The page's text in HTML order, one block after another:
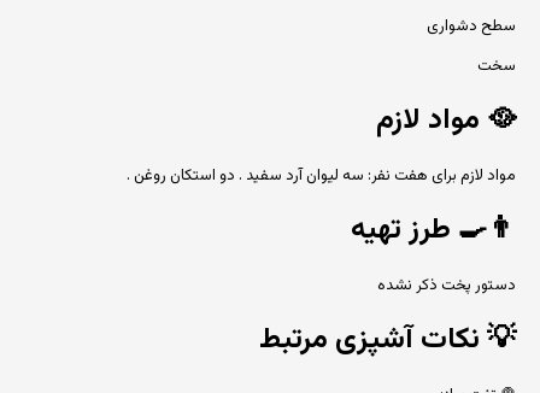
سطح دشواری
سخت
🥘 مواد لازم
مواد لازم برای هفت نفر: سه لیوان آرد سفید . دو استکان روغن .
👨‍🍳 طرز تهیه
دستور پخت ذکر نشده
💡نکات آشپزی مرتبط